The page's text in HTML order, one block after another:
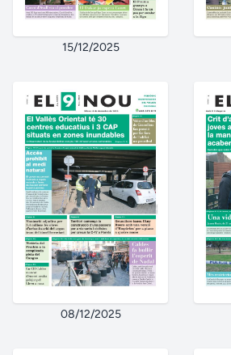
15/12/2025
08/12/2025